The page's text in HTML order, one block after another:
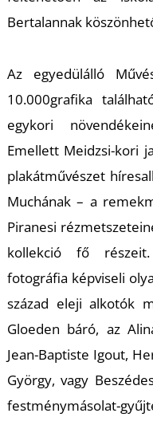
Bertalannak kösz
Az egyedülálló Műv
10.000grafika
egykori növen
Emellett Meidzsi-kori
plakátművészet híres
Muchának – a
Piranesi
kollekció fő
fotográfia képviseli
század elejialkotók
Gloeden báró, az
Jean-Baptiste Igout,
György, vagy
festménymásolat-